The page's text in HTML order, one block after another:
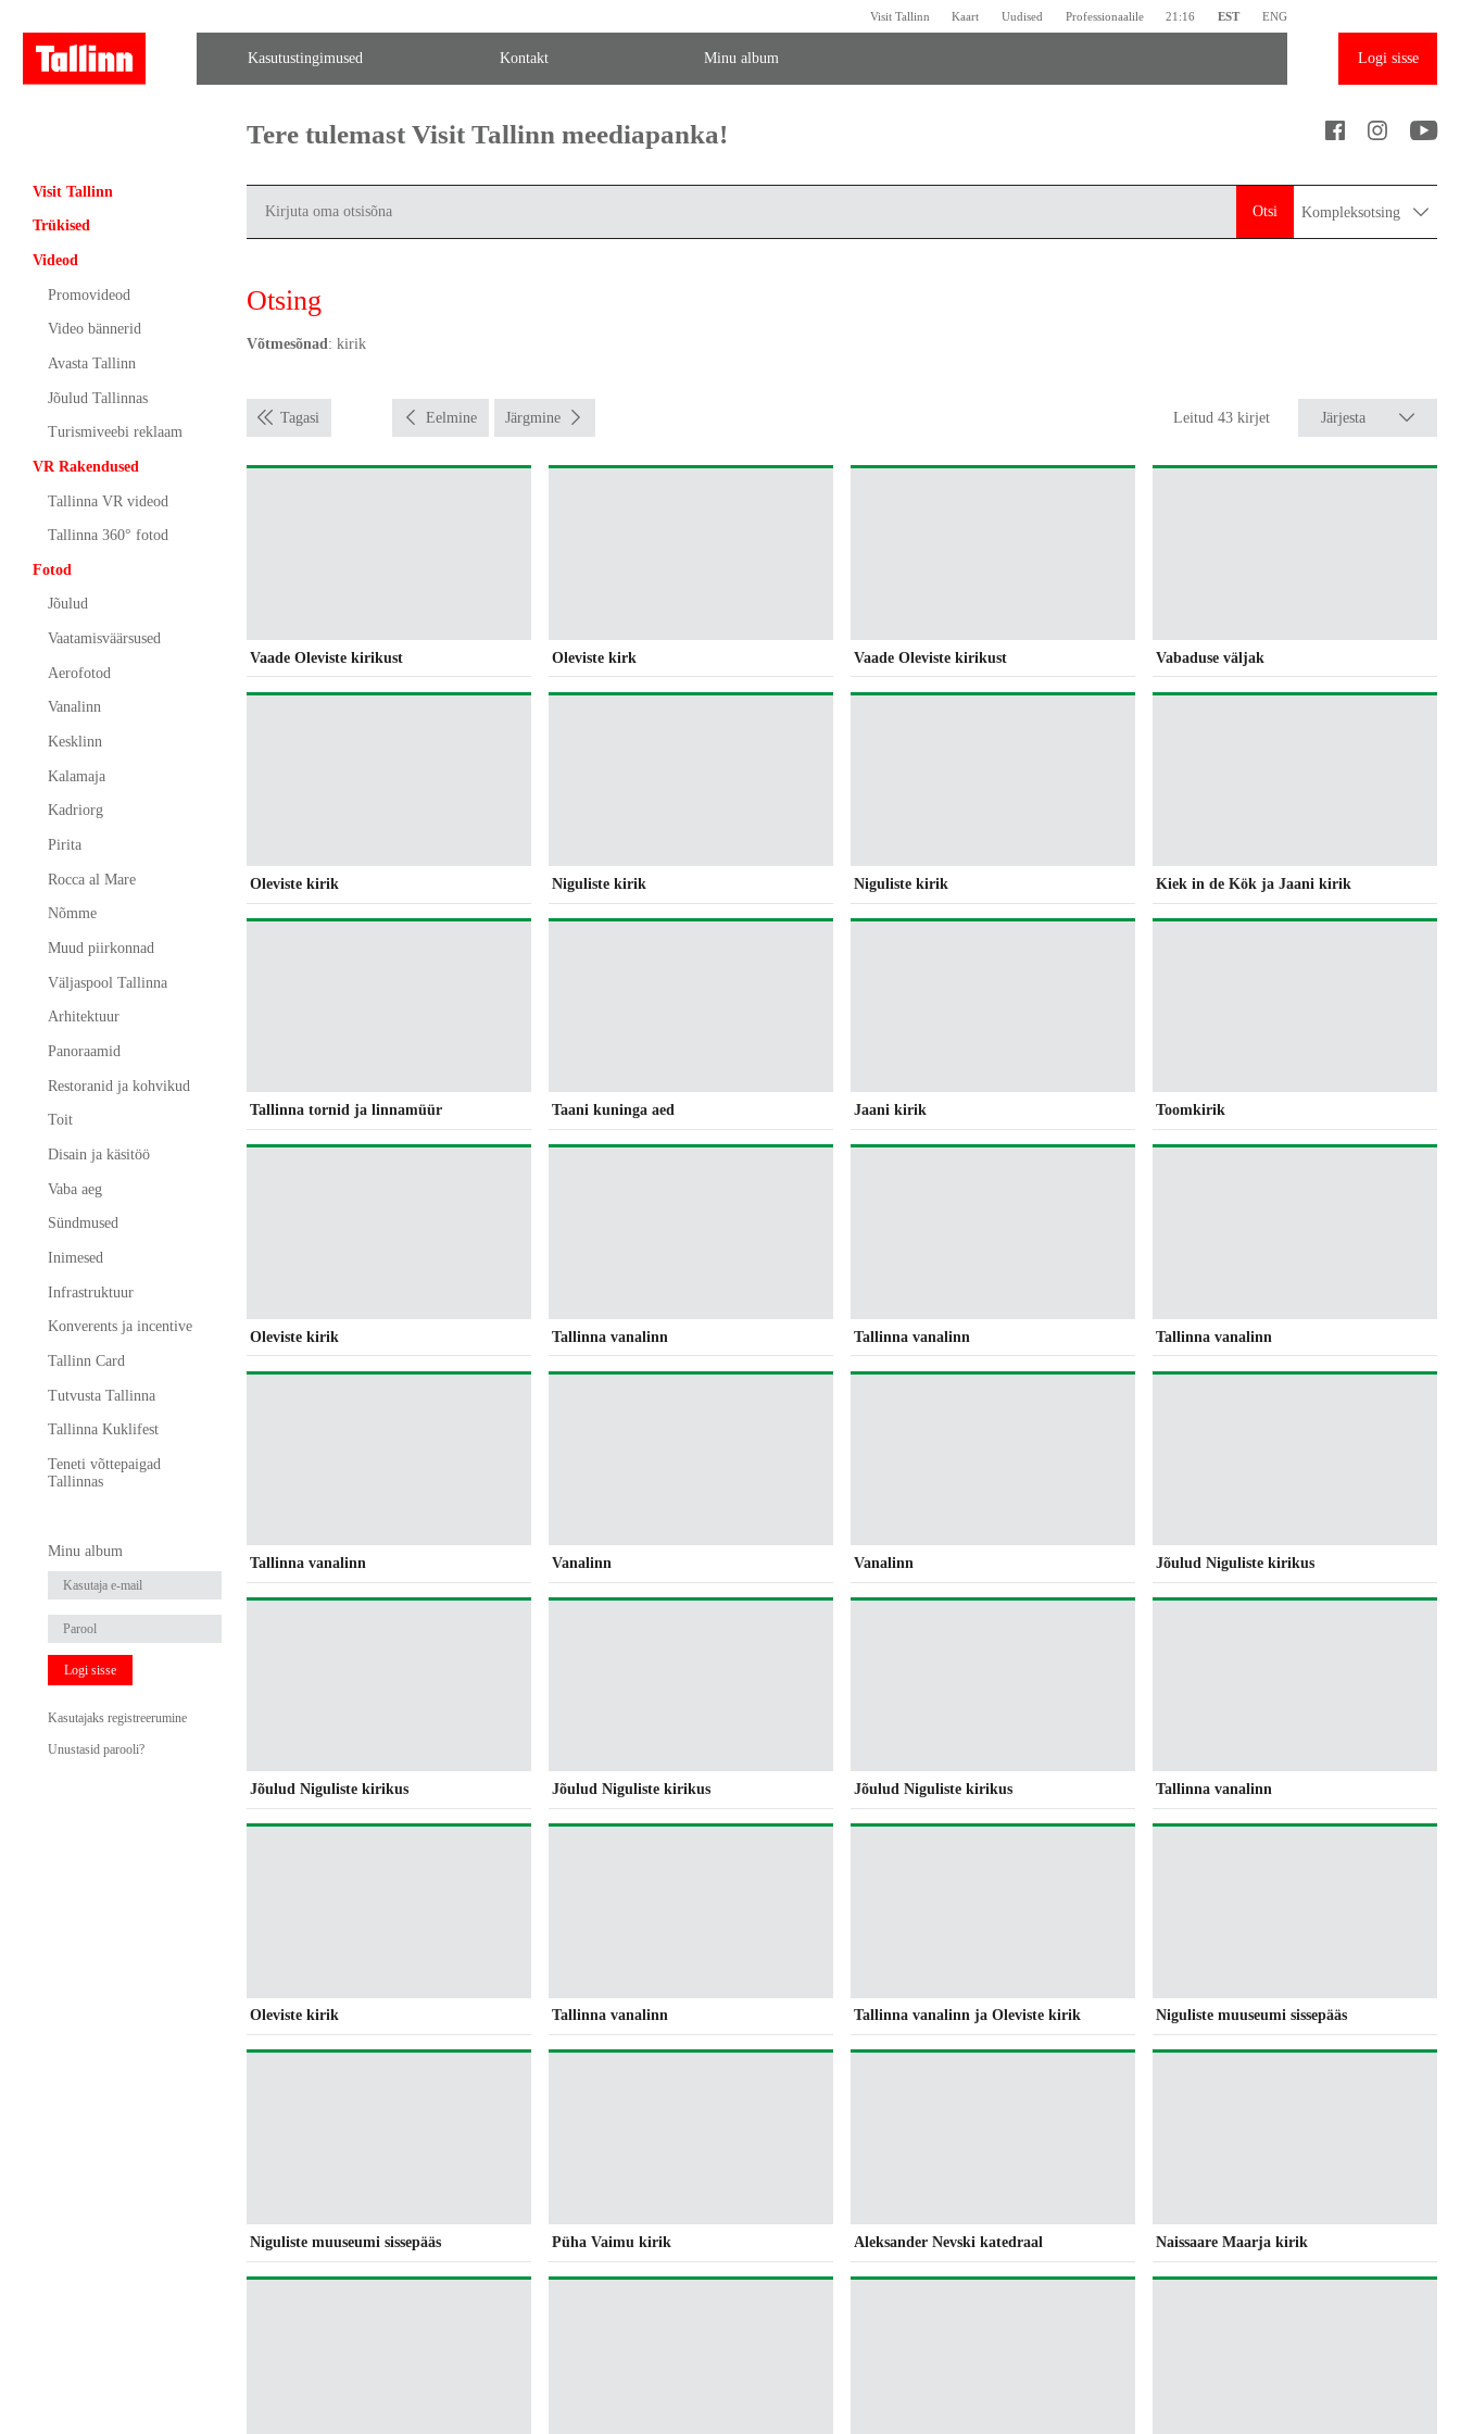
Visit Tallinn Kaart Uudised Professionaalile 21:16 EST ENG
Kasutustingimused Kontakt Minu album Logi sisse
Visit Tallinn
Trükised
Videod
Promovideod
Video bännerid
Avasta Tallinn
Jõulud Tallinnas
Turismiveebi reklaam
VR Rakendused
Tallinna VR videod
Tallinna 360° fotod
Fotod
Jõulud
Vaatamisväärsused
Aerofotod
Vanalinn
Kesklinn
Kalamaja
Kadriorg
Pirita
Rocca al Mare
Nõmme
Muud piirkonnad
Väljaspool Tallinna
Arhitektuur
Panoraamid
Restoranid ja kohvikud
Toit
Disain ja käsitöö
Vaba aeg
Sündmused
Inimesed
Infrastruktuur
Konverents ja incentive
Tallinn Card
Tutvusta Tallinna
Tallinna Kuklifest
Teneti võttepaigad
Tallinnas
Minu album
Logi sisse
Kasutajaks registreerumine
Unustasid parooli?
Tere tulemast Visit Tallinn meediapanka!
Otsi Kompleksotsing
Otsing
Võtmesõnad : kirik
Tagasi Eelmine Järgmine Leitud 43 kirjet Järjesta
Vaade Oleviste kirikust Oleviste kirk Vaade Oleviste kirikust Vabaduse väljak
Oleviste kirik Niguliste kirik Niguliste kirik Kiek in de Kök ja Jaani kirik
Tallinna tornid ja linnamüür Taani kuninga aed Jaani kirik Toomkirik
Oleviste kirik Tallinna vanalinn Tallinna vanalinn Tallinna vanalinn
Tallinna vanalinn Vanalinn Vanalinn Jõulud Niguliste kirikus
Jõulud Niguliste kirikus Jõulud Niguliste kirikus Jõulud Niguliste kirikus Tallinna vanalinn
Oleviste kirik Tallinna vanalinn Tallinna vanalinn ja Oleviste kirik Niguliste muuseumi sissepääs
Niguliste muuseumi sissepääs Püha Vaimu kirik Aleksander Nevski katedraal Naissaare Maarja kirik